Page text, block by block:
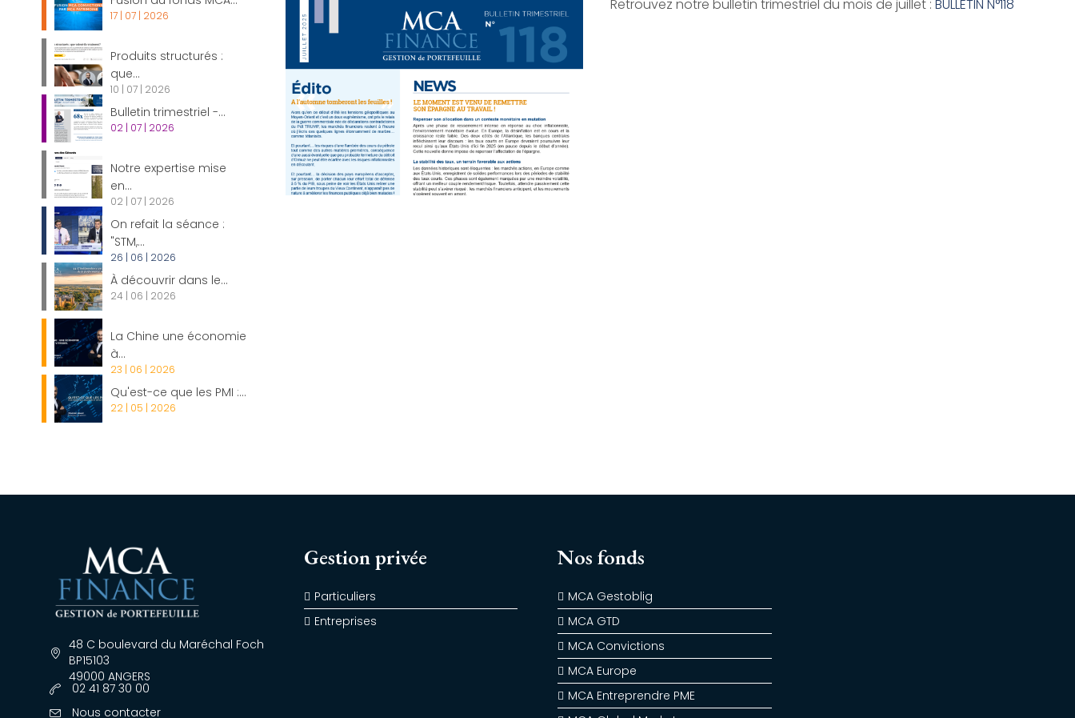
Retrouvez notre bulletin trimestriel du mois de juillet :BULLETIN N°118
17 | 07 | 2026
Produits structurés :
que...
10 | 07 | 2026
Bulletin trimestriel -...
02 | 07 | 2026
Notre expertise mise
en...
02 | 07 | 2026
On refait la séance :
"STM,...
26 | 06 | 2026
À découvrir dans le...
24 | 06 | 2026
La Chine une économie
à...
23 | 06 | 2026
Qu'est-ce que les PMI :...
22 | 05 | 2026
48 C boulevard du Maréchal Foch
BP15103
49000 ANGERS
02 41 87 30 00
Nous contacter
Gestion privée
Particuliers
Entreprises
Nos fonds
MCA Gestoblig
MCA GTD
MCA Convictions
MCA Europe
MCA Entreprendre PME